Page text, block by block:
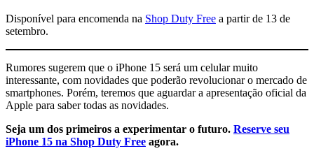
Disponível para encomenda na Shop Duty Free a partir de 13 de
setembro.
Rumores sugerem que o iPhone 15 será um celular muito
interessante, com novidades que poderão revolucionar o mercado de
smartphones. Porém, teremos que aguardar a apresentação oficial da
Apple para saber todas as novidades.
Seja um dos primeiros a experimentar o futuro. Reserve seu
iPhone 15 na Shop Duty Free agora.